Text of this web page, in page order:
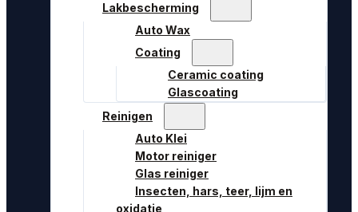
Lakbescherming
Auto Wax
Coating
Ceramic coating
Glascoating
Reinigen
Auto Klei
Motor reiniger
Glas reiniger
Insecten, hars, teer, lijm en
oxidatie